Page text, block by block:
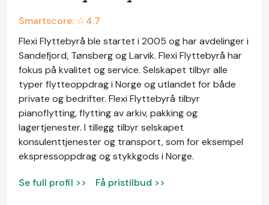
Smartscore: ☆4.7
Flexi Flyttebyrå ble startet i 2005 og har avdelinger i
Sandefjord, Tønsberg og Larvik. Flexi Flyttebyrå har
fokus på kvalitet og service. Selskapet tilbyr alle
typer flytteoppdrag i Norge og utlandet for både
private og bedrifter. Flexi Flyttebyrå tilbyr
pianoflytting, flytting av arkiv, pakking og
lagertjenester. I tillegg tilbyr selskapet
konsulenttjenester og transport, som for eksempel
ekspressoppdrag og stykkgods i Norge.
Se full profil >> Få pristilbud >>